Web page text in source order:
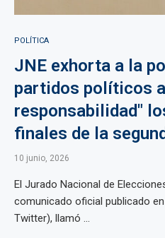
POLÍTICA
JNE exhorta a la
partidos políticos
responsabilidad"
finales de la
10 junio, 2026
El Jurado Nacional de
comunicado oficial publicado
Twitter), llamó ...